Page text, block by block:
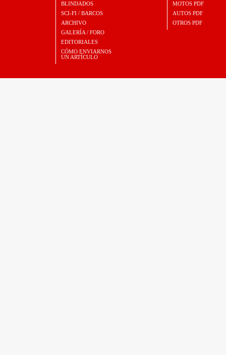
BLINDADOS
SCI-FI / BARCOS
ARCHIVO
GALERÍA / FORO
EDITORIALES
CÓMO ENVIARNOS
UN ARTÍCULO
MOTOS PDF
AUTOS PDF
OTROS PDF